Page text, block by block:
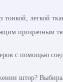
тонкой, легкой
прозрачным
с помощью
штор?